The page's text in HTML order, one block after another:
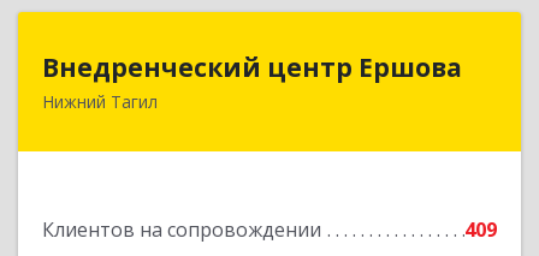
Внедренческий центр Ершова
Нижний Тагил
Клиентов на сопровождении
409
Внедренческий центр Ершова
622030, Свердловская обл, Нижний Тагил г,